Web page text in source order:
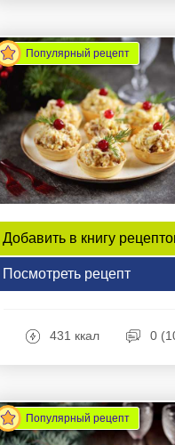
Популярный рецепт
Добавить в книгу
Посмотреть рецепт
431 ккал 0
Популярный рецепт